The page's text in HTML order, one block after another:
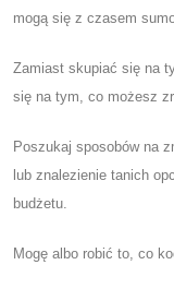
mogą się z czasem
Zamiast skupiać się na
się na tym, co możesz
Poszukaj sposobów na
lub znalezienie tanich
budżetu.
Mogę albo robić to, co